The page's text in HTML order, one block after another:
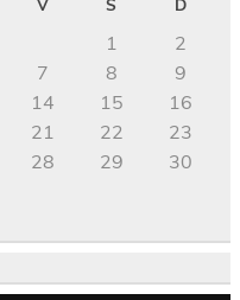
V S D
1
2
7 8
9
14 15
16
21 22
23
28 29
30